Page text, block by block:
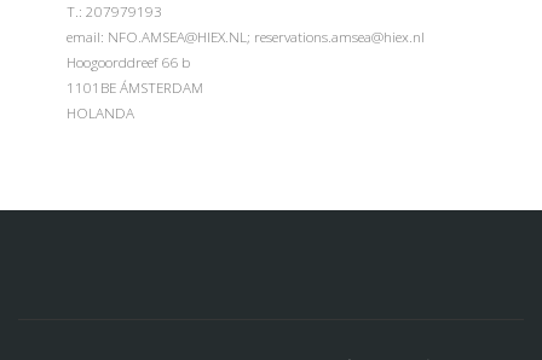
Т.: 207979193
email: NFO.AMSEA@HIEX.NL; reservations.amsea@hiex.nl
Hoogoorddreef 66 b
1101BE ÁMSTERDAM
HOLANDA